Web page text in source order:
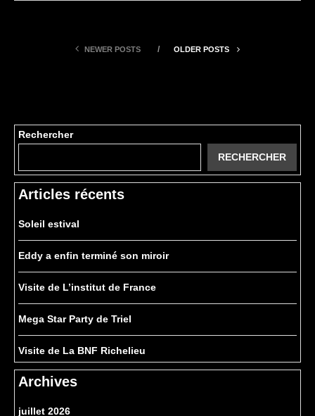
NEWER POSTS OLDER POSTS
Rechercher
RECHERCHER
Articles récents
Soleil estival
Eddy a enfin terminé son miroir
Visite de L’institut de France
Mega Star Party de Triel
Visite de La BNF Richelieu
Archives
juillet 2026